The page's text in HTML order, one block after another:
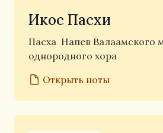
Икос Пасхи
Пасха Напев Валаамского
однородного хора
Открыть ноты